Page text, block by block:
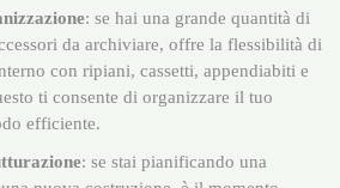
: se hai una grande quantità di
da archiviare, offre la flessibilità di
con ripiani, cassetti, appendiabiti e
ti consente di organizzare il tuo
efficiente.
: se stai pianificando una